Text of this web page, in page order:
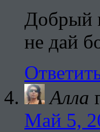
Добрый
не дай
Алла
Май 5,